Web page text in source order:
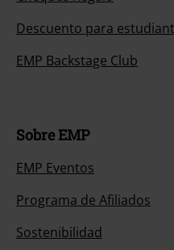
Descuento para
EMP Backstage Club
Sobre EMP
EMP Eventos
Programa de Afiliados
Sostenibilidad